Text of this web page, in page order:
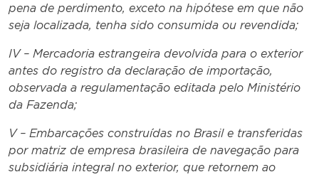
pena de perdimento, exceto na hipótese em que não
seja localizada, tenha sido consumida ou revendida;
IV – Mercadoria estrangeira devolvida para o exterior
antes do registro da declaração de importação,
observada a regulamentação editada pelo Ministério
da Fazenda;
V – Embarcações construídas no Brasil e transferidas
por matriz de empresa brasileira de navegação para
subsidiária integral no exterior, que retornem ao